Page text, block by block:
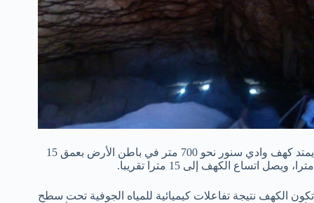
يمتد كهف وادي سنور نحو 700 متر في باطن الأرض بعمق 15
مترا، ويصل اتساع الكهف إلى 15 مترا تقريبا.
تكون الكهف نتيجة تفاعلات كيميائية للمياه الجوفية تحت سطح